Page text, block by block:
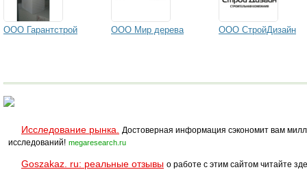
ООО Гарантстрой ООО Мир дерева ООО СтройДизайн
Исследование рынка.
Достоверная информация сэкономит вам
исследований! megaresearch.ru
Goszakaz. ru: реальные отзывы о работе с этим сайтом читайте